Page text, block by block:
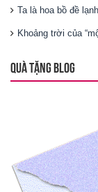
Ta là hoa bồ đề
Khoảng trời của
QUÀ TẶNG BLOG